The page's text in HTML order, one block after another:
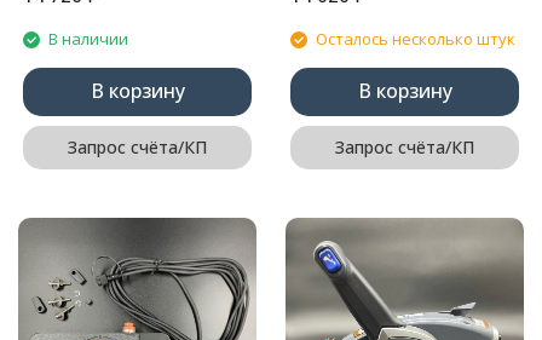
В наличии
В корзину
Запрос счёта/КП
Осталось несколько штук
В корзину
Запрос счёта/КП